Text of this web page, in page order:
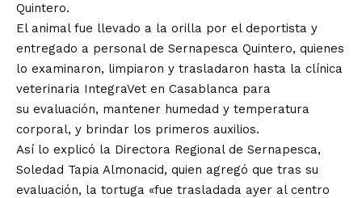
Quintero.
El animal fue llevado a la orilla por el deportista y
entregado a personal de Sernapesca Quintero, quienes
lo examinaron, limpiaron y trasladaron hasta la clínica
veterinaria IntegraVet en Casablanca para
su evaluación, mantener humedad y temperatura
corporal, y brindar los primeros auxilios.
Así lo explicó la Directora Regional de Sernapesca,
Soledad Tapia Almonacid, quien agregó que tras su
evaluación, la tortuga «fue trasladada ayer al centro